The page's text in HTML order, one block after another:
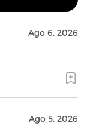
Ago 6, 2026
Ago 5, 2026